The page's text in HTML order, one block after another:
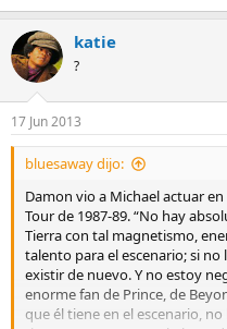
katie
?
17 Jun 2013
bluesaway dijo:
Damon vio a Michael actuar en
Tour de 1987-89. “No hay
Tierra con tal magnetismo,
talento para el escenario; si
existir de nuevo. Y no estoy
enorme fan de Prince, de
que él tiene en el escenario,